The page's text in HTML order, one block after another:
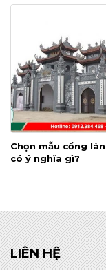
Chọn mẫu cổng
có ý nghĩa gì?
LIÊN HỆ